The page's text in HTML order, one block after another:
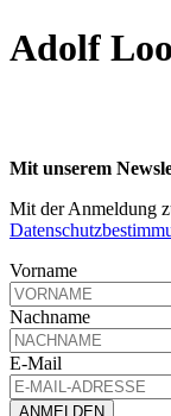
Adolf
Mit unserem
Mit der Anmeldung
Vorname
Nachname
E-Mail